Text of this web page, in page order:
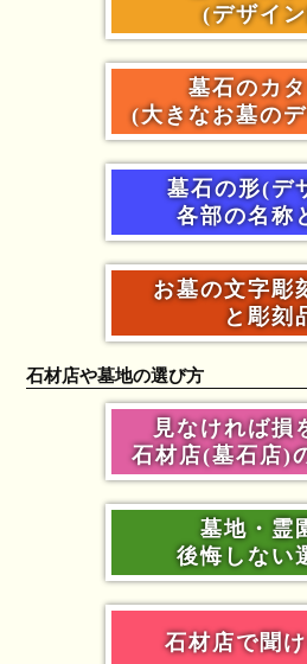
(デザイ
墓石のカ
(大きなお墓の
墓石の形(デ
各部の名称
お墓の文字彫
と彫刻
石材店や墓地の選び方
見なければ損
石材店(墓石店)
墓地・霊
後悔しない
石材店で聞